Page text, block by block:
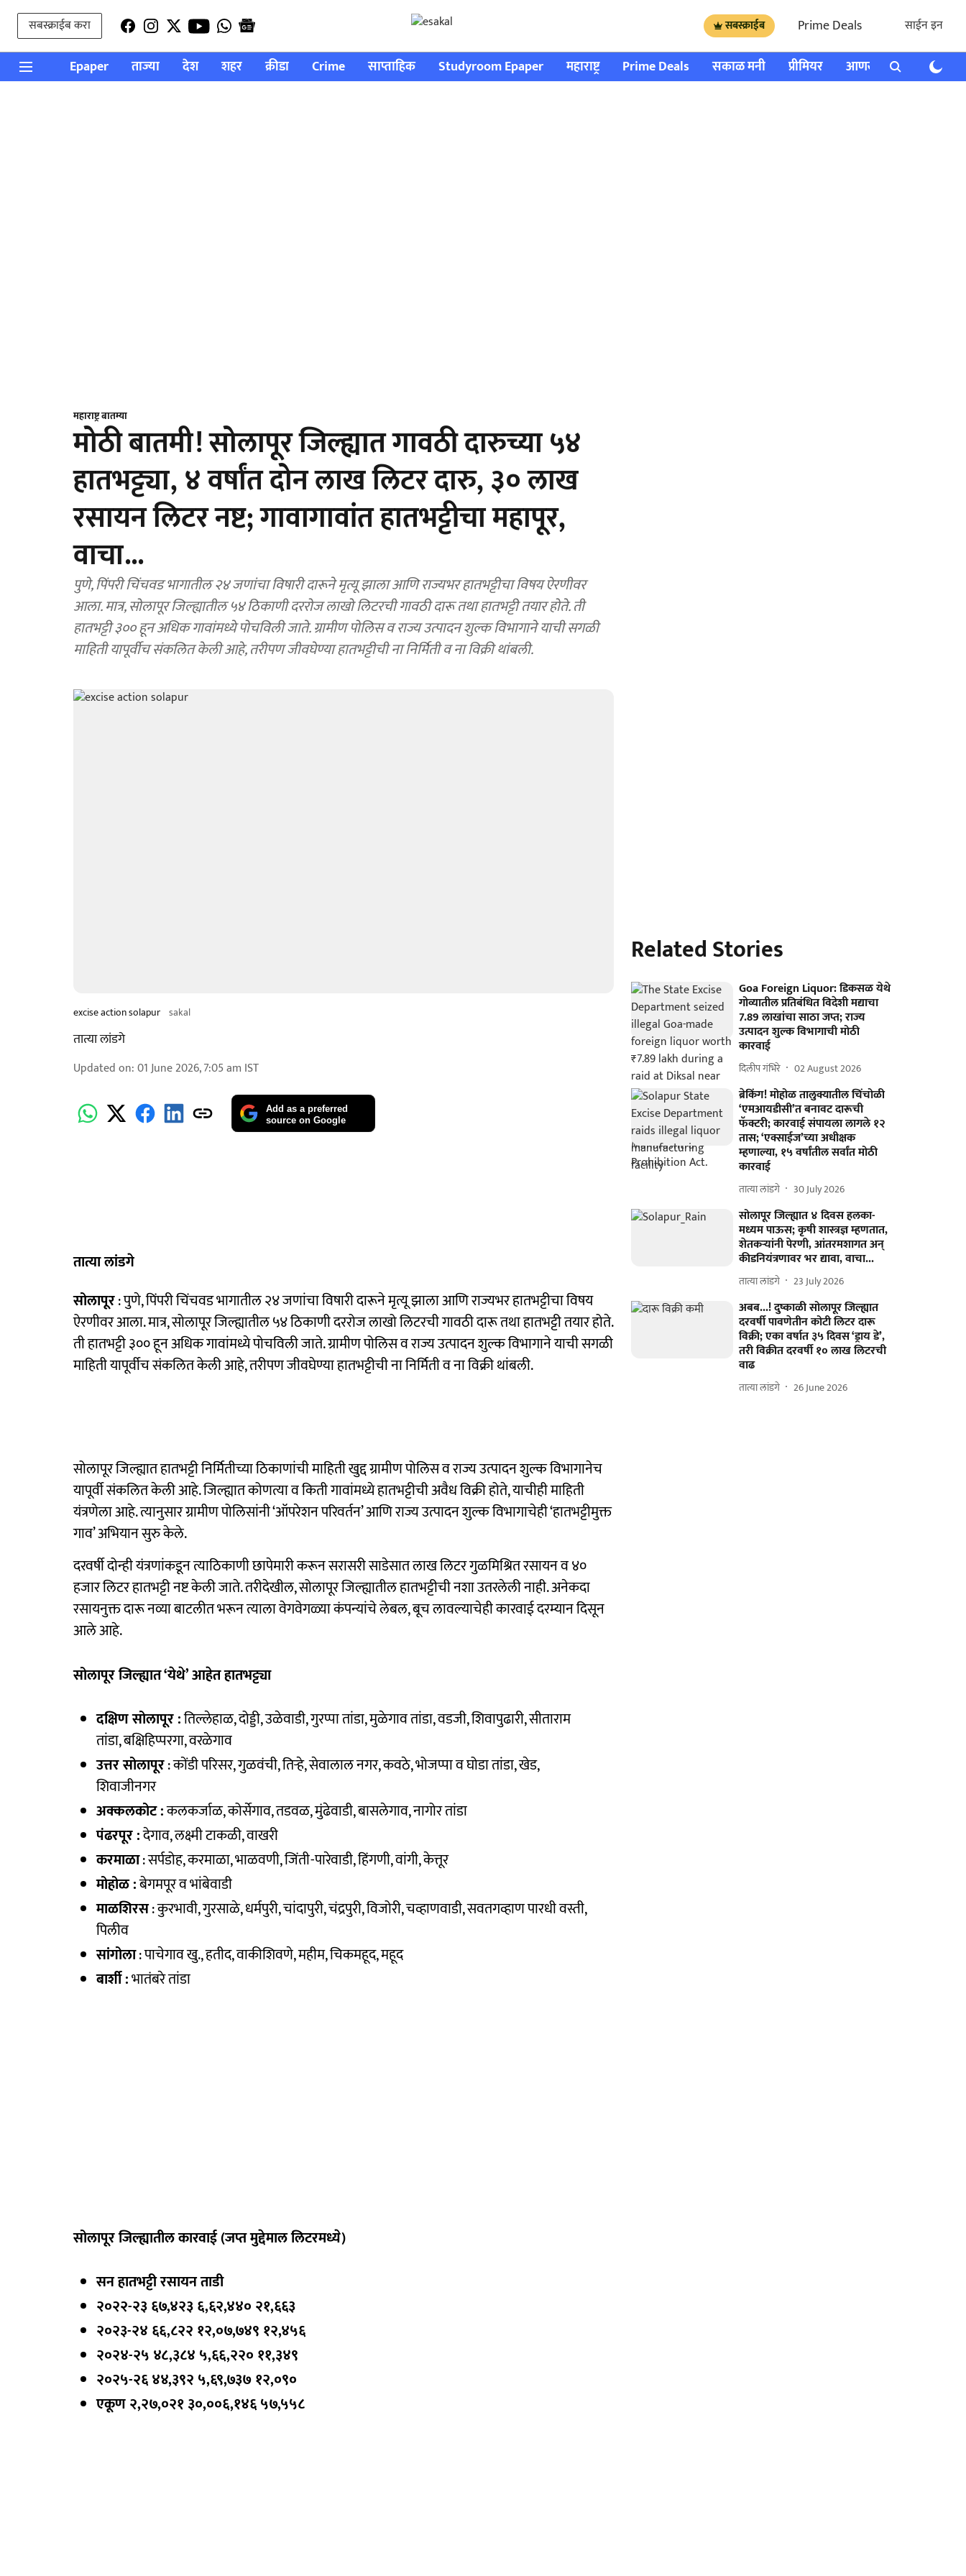
सबस्क्राईब करा सबस्क्राईब Prime Deals साईन इन
Epaper ताज्या देश शहर क्रीडा Crime साप्ताहिक Studyroom Epaper महाराष्ट्र Prime Deals सकाळ मनी प्रीमियर आणखी राशी भविष्य
महाराष्ट्र बातम्या
मोठी बातमी! सोलापूर जिल्ह्यात गावठी दारुच्या ५४
हातभट्ट्या, ४ वर्षांत दोन लाख लिटर दारु, ३० लाख
रसायन लिटर नष्ट; गावागावांत हातभट्टीचा महापूर,
वाचा...
पुणे, पिंपरी चिंचवड भागातील २४ जणांचा विषारी दारूने मृत्यू झाला आणि राज्यभर हातभट्टीचा विषय ऐरणीवर
आला. मात्र, सोलापूर जिल्ह्यातील ५४ ठिकाणी दररोज लाखो लिटरची गावठी दारू तथा हातभट्टी तयार होते. ती
हातभट्टी ३०० हून अधिक गावांमध्ये पोचविली जाते. ग्रामीण पोलिस व राज्य उत्पादन शुल्क विभागाने याची सगळी
माहिती यापूर्वीच संकलित केली आहे, तरीपण जीवघेण्या हातभट्टीची ना निर्मिती व ना विक्री थांबली.
excise action solapur sakal
तात्या लांडगे
Updated on:01 June 2026, 7:05 am IST
Add as a preferred
source on Google
तात्या लांडगे
सोलापूर: पुणे, पिंपरी चिंचवड भागातील २४ जणांचा विषारी दारूने मृत्यू झाला आणि राज्यभर हातभट्टीचा विषय
ऐरणीवर आला. मात्र, सोलापूर जिल्ह्यातील ५४ ठिकाणी दररोज लाखो लिटरची गावठी दारू तथा हातभट्टी तयार होते.
ती हातभट्टी ३०० हून अधिक गावांमध्ये पोचविली जाते. ग्रामीण पोलिस व राज्य उत्पादन शुल्क विभागाने याची सगळी
माहिती यापूर्वीच संकलित केली आहे, तरीपण जीवघेण्या हातभट्टीची ना निर्मिती व ना विक्री थांबली.
सोलापूर जिल्ह्यात हातभट्टी निर्मितीच्या ठिकाणांची माहिती खुद्द ग्रामीण पोलिस व राज्य उत्पादन शुल्क विभागानेच
यापूर्वी संकलित केली आहे. जिल्ह्यात कोणत्या व किती गावांमध्ये हातभट्टीची अवैध विक्री होते, याचीही माहिती
यंत्रणेला आहे. त्यानुसार ग्रामीण पोलिसांनी ‘ऑपरेशन परिवर्तन’ आणि राज्य उत्पादन शुल्क विभागाचेही ‘हातभट्टीमुक्त
गाव’ अभियान सुरु केले.
दरवर्षी दोन्ही यंत्रणांकडून त्याठिकाणी छापेमारी करून सरासरी साडेसात लाख लिटर गुळमिश्रित रसायन व ४०
हजार लिटर हातभट्टी नष्ट केली जाते. तरीदेखील, सोलापूर जिल्ह्यातील हातभट्टीची नशा उतरलेली नाही. अनेकदा
रसायनुक्त दारू नव्या बाटलीत भरून त्याला वेगवेगळ्या कंपन्यांचे लेबल, बूच लावल्याचेही कारवाई दरम्यान दिसून
आले आहे.
सोलापूर जिल्ह्यात ‘येथे’ आहेत हातभट्ट्या
दक्षिण सोलापूर :तिल्लेहाळ, दोड्डी, उळेवाडी, गुरप्पा तांडा, मुळेगाव तांडा, वडजी, शिवापुढारी, सीताराम
तांडा, बक्षिहिप्परगा, वरळेगाव
उत्तर सोलापूर: कोंडी परिसर, गुळवंची, तिऱ्हे, सेवालाल नगर, कवठे, भोजप्पा व घोडा तांडा, खेड,
शिवाजीनगर
अक्कलकोट :कलकर्जाळ, कोर्सेगाव, तडवळ, मुंढेवाडी, बासलेगाव, नागोर तांडा
पंढरपूर :देगाव, लक्ष्मी टाकळी, वाखरी
करमाळा: सर्पडोह, करमाळा, भाळवणी, जिंती-पारेवाडी, हिंगणी, वांगी, केत्तूर
मोहोळ :बेगमपूर व भांबेवाडी
माळशिरस: कुरभावी, गुरसाळे, धर्मपुरी, चांदापुरी, चंद्रपुरी, विजोरी, चव्हाणवाडी, सवतगव्हाण पारधी वस्ती,
पिलीव
सांगोला: पाचेगाव खु., हतीद, वाकीशिवणे, महीम, चिकमहूद, महूद
बार्शी :भातंबरे तांडा
सोलापूर जिल्ह्यातील कारवाई (जप्त मुद्देमाल लिटरमध्ये)
सन हातभट्टी रसायन ताडी
२०२२-२३ ६७,४२३ ६,६२,४४० २१,६६३
२०२३-२४ ६६,८२२ १२,०७,७४९ १२,४५६
२०२४-२५ ४८,३८४ ५,६६,२२० ११,३४९
२०२५-२६ ४४,३९२ ५,६९,७३७ १२,०९०
एकूण २,२७,०२१ ३०,००६,१४६ ५७,५५८
Related Stories
Goa Foreign Liquor: डिकसळ येथे
गोव्यातील प्रतिबंधित विदेशी मद्याचा
7.89 लाखांचा साठा जप्त; राज्य
उत्पादन शुल्क विभागाची मोठी
कारवाई
दिलीप गंभिरे 02 August 2026
ब्रेकिंग! मोहोळ तालुक्यातील चिंचोळी
‘एमआयडीसी’त बनावट दारूची
फॅक्टरी; कारवाई संपायला लागले १२
तास; ‘एक्साईज’च्या अधीक्षक
म्हणाल्या, १५ वर्षांतील सर्वांत मोठी
कारवाई
तात्या लांडगे 30 July 2026
सोलापूर जिल्ह्यात ४ दिवस हलका-
मध्यम पाऊस; कृषी शास्त्रज्ञ म्हणतात,
शेतकऱ्यांनी पेरणी, आंतरमशागत अन्
कीडनियंत्रणावर भर द्यावा, वाचा...
तात्या लांडगे 23 July 2026
अबब...! दुष्काळी सोलापूर जिल्ह्यात
दरवर्षी पावणेतीन कोटी लिटर दारू
विक्री; एका वर्षात ३५ दिवस ‘ड्राय डे’,
तरी विक्रीत दरवर्षी १० लाख लिटरची
वाढ
तात्या लांडगे 26 June 2026